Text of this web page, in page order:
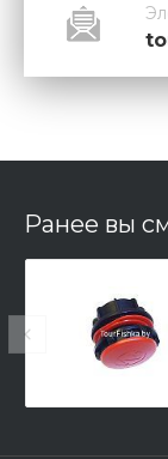
Ранее вы